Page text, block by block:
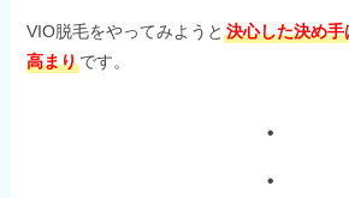
VIO脱毛をやってみようと決心した決め
高まりです。
・
・